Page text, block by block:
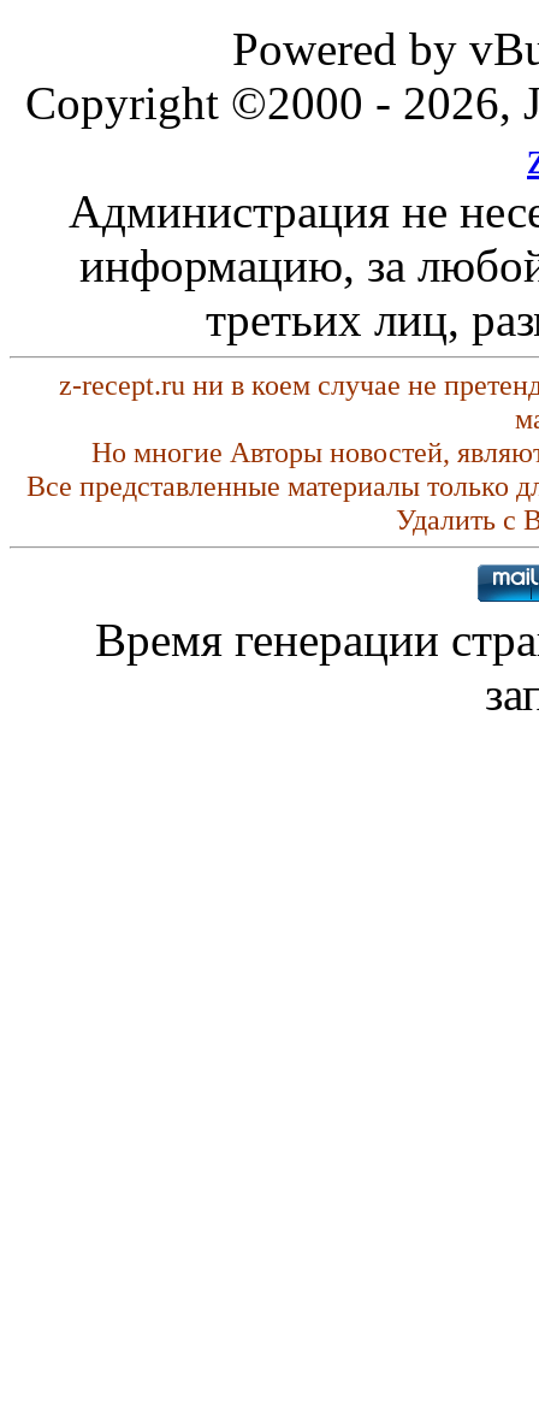
Powered by
Copyright ©2000 - 2026,
Администрация не
информацию, за любой
третьих лиц,
z-recept.ru ни в коем случае не
Но многие Авторы новостей,
Все представленные материалы только
Удалить с
Время генерации